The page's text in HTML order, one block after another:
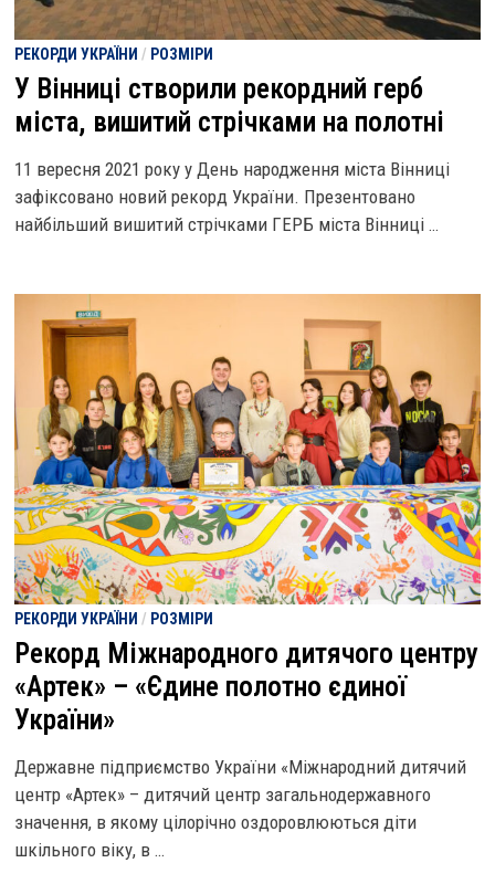
РЕКОРДИ УКРАЇНИ / РОЗМІРИ
У Вінниці створили рекордний герб
міста, вишитий стрічками на полотні
11 вересня 2021 року у День народження міста Вінниці
зафіксовано новий рекорд України. Презентовано
найбільший вишитий стрічками ГЕРБ міста Вінниці …
РЕКОРДИ УКРАЇНИ / РОЗМІРИ
Рекорд Міжнародного дитячого центру
«Артек» – «Єдине полотно єдиної
України»
Державне підприємство України «Міжнародний дитячий
центр «Артек» – дитячий центр загальнодержавного
значення, в якому цілорічно оздоровлюються діти
шкільного віку, в …